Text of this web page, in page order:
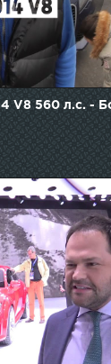
V8 560 л.с. -